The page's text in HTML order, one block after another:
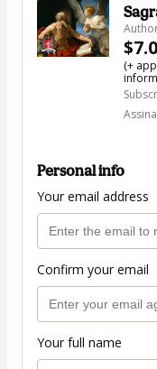
(+
Personal info
Your email address
Confirm your email
Your full name